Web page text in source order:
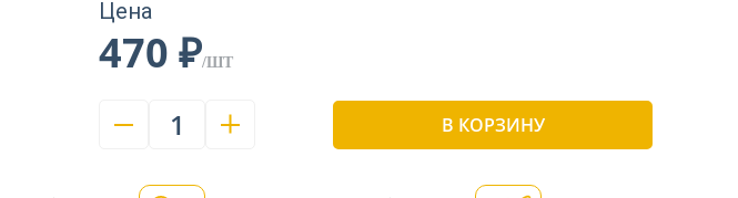
Цена
470 ₽/ШТ
1 В КОРЗИНУ